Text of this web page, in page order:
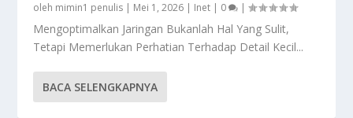
oleh mimin1 penulis | Mei 1, 2026 | Inet | 0 |
Mengoptimalkan Jaringan Bukanlah Hal Yang Sulit,
Tetapi Memerlukan Perhatian Terhadap Detail Kecil...
BACA SELENGKAPNYA